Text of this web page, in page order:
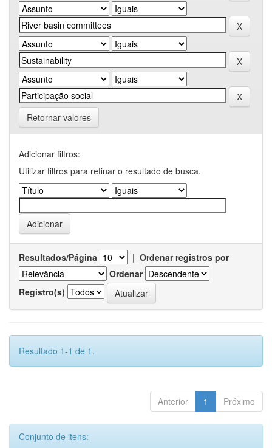
Retornar valores
Adicionar filtros:
Utilizar filtros para refinar o resultado de busca.
Resultados/Página | Ordenar registros por
Ordenar
Registro(s)
Resultado 1-1 de 1.
Anterior 1 Próximo
Conjunto de itens: